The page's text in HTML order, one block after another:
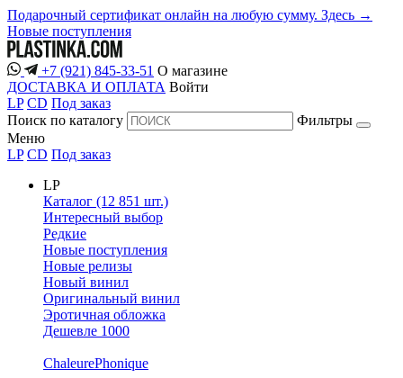
Подарочный сертификат онлайн на любую сумму. Здесь →
Новые поступления
+7 (921) 845-33-51 О магазине
ДОСТАВКА И ОПЛАТА Войти
LP CD Под заказ
Поиск по каталогу
Фильтры
Меню
LP CD Под заказ
LP
Каталог (12 851 шт.)
Интересный выбор
Редкие
Новые поступления
Новые релизы
Новый винил
Оригинальный винил
Эротичная обложка
Дешевле 1000
ChaleurePhonique